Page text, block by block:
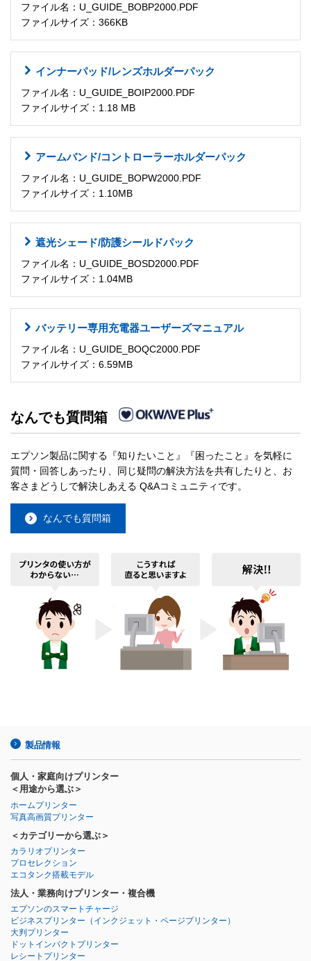
ファイル名：U_GUIDE_BOBP2000.PDF
ファイルサイズ：366KB
インナーパッド/レンズホルダーパック
ファイル名：U_GUIDE_BOIP2000.PDF
ファイルサイズ：1.18 MB
アームバンド/コントローラーホルダーパック
ファイル名：U_GUIDE_BOPW2000.PDF
ファイルサイズ：1.10MB
遮光シェード/防護シールドパック
ファイル名：U_GUIDE_BOSD2000.PDF
ファイルサイズ：1.04MB
バッテリー専用充電器ユーザーズマニュアル
ファイル名：U_GUIDE_BOQC2000.PDF
ファイルサイズ：6.59MB
なんでも質問箱
エプソン製品に関する『知りたいこと』『困ったこと』を気軽に
質問・回答しあったり、同じ疑問の解決方法を共有したりと、お
客さまどうしで解決しあえる Q&Aコミュニティです。
なんでも質問箱
製品情報
個人・家庭向けプリンター
＜用途から選ぶ＞
ホームプリンター
写真高画質プリンター
＜カテゴリーから選ぶ＞
カラリオプリンター
プロセレクション
エコタンク搭載モデル
法人・業務向けプリンター・複合機
エプソンのスマートチャージ
ビジネスプリンター （インクジェット・ページプリンター）
大判プリンター
ドットインパクトプリンター
レシートプリンター